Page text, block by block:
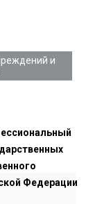
и
Федерации